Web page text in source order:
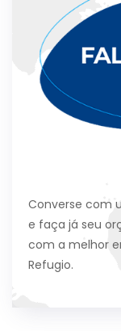
Converse com
e faça já seu
com a melhor
Refugio.